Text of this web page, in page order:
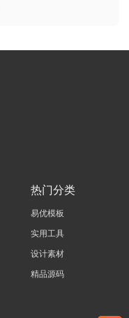
热门分类
易优模板
实用工具
设计素材
精品源码